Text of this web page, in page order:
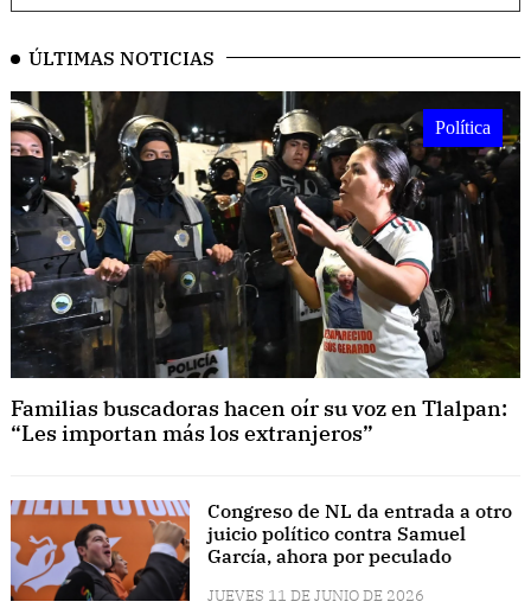
ÚLTIMAS NOTICIAS
Política
Familias buscadoras hacen oír su voz en Tlalpan:
“Les importan más los extranjeros”
Congreso de NL da entrada a otro
juicio político contra Samuel
García, ahora por peculado
JUEVES 11 DE JUNIO DE 2026